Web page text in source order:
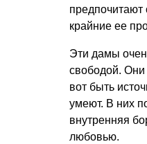
крайние ее
Эти дамы
свободой.
вот быть
умеют. В них
внутренняя
любовью.